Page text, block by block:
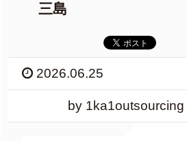
三島
2026.06.25
by 1ka1outsourcing